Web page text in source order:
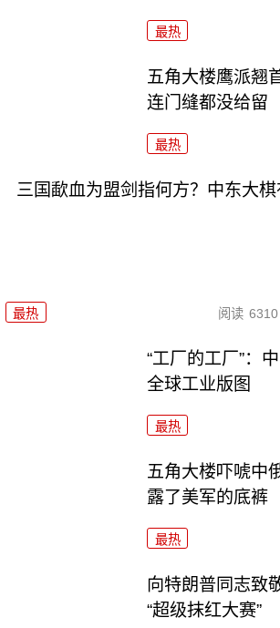
最热
五角大楼鹰派翘
连门缝都没给留
最热
三国歃血为盟剑指何方？中东大棋
最热 阅读 6310
“工厂的工厂”：
全球工业版图
最热
五角大楼吓唬中
露了美军的底裤
最热
向特朗普同志致
“超级抹红大赛”